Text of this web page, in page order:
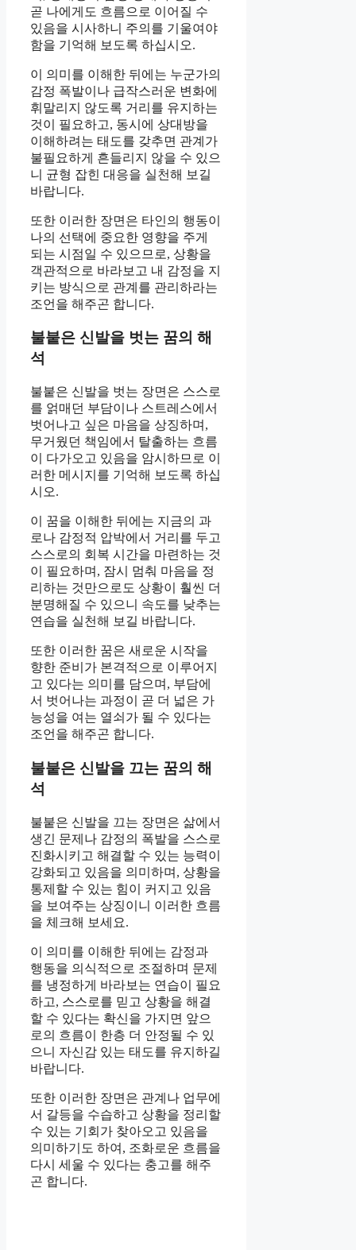
곧 나에게도 흐름으로 이어질 수
있음을 시사하니 주의를 기울여야
함을 기억해 보도록 하십시오.
이 의미를 이해한 뒤에는 누군가의
감정 폭발이나 급작스러운 변화에
휘말리지 않도록 거리를 유지하는
것이 필요하고, 동시에 상대방을
이해하려는 태도를 갖추면 관계가
불필요하게 흔들리지 않을 수 있으
니 균형 잡힌 대응을 실천해 보길
바랍니다.
또한 이러한 장면은 타인의 행동이
나의 선택에 중요한 영향을 주게
되는 시점일 수 있으므로, 상황을
객관적으로 바라보고 내 감정을 지
키는 방식으로 관계를 관리하라는
조언을 해주곤 합니다.
불붙은 신발을 벗는 꿈의 해
석
불붙은 신발을 벗는 장면은 스스로
를 얽매던 부담이나 스트레스에서
벗어나고 싶은 마음을 상징하며,
무거웠던 책임에서 탈출하는 흐름
이 다가오고 있음을 암시하므로 이
러한 메시지를 기억해 보도록 하십
시오.
이 꿈을 이해한 뒤에는 지금의 과
로나 감정적 압박에서 거리를 두고
스스로의 회복 시간을 마련하는 것
이 필요하며, 잠시 멈춰 마음을 정
리하는 것만으로도 상황이 훨씬 더
분명해질 수 있으니 속도를 낮추는
연습을 실천해 보길 바랍니다.
또한 이러한 꿈은 새로운 시작을
향한 준비가 본격적으로 이루어지
고 있다는 의미를 담으며, 부담에
서 벗어나는 과정이 곧 더 넓은 가
능성을 여는 열쇠가 될 수 있다는
조언을 해주곤 합니다.
불붙은 신발을 끄는 꿈의 해
석
불붙은 신발을 끄는 장면은 삶에서
생긴 문제나 감정의 폭발을 스스로
진화시키고 해결할 수 있는 능력이
강화되고 있음을 의미하며, 상황을
통제할 수 있는 힘이 커지고 있음
을 보여주는 상징이니 이러한 흐름
을 체크해 보세요.
이 의미를 이해한 뒤에는 감정과
행동을 의식적으로 조절하며 문제
를 냉정하게 바라보는 연습이 필요
하고, 스스로를 믿고 상황을 해결
할 수 있다는 확신을 가지면 앞으
로의 흐름이 한층 더 안정될 수 있
으니 자신감 있는 태도를 유지하길
바랍니다.
또한 이러한 장면은 관계나 업무에
서 갈등을 수습하고 상황을 정리할
수 있는 기회가 찾아오고 있음을
의미하기도 하여, 조화로운 흐름을
다시 세울 수 있다는 충고를 해주
곤 합니다.